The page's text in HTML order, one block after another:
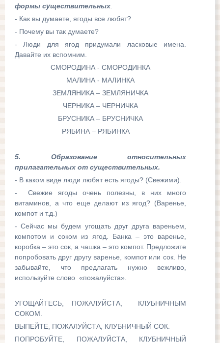
формы существительных
- Как вы думаете, ягоды все любят?
- Почему вы так думаете?
- Люди для ягод придумали ласковые имена.
Давайте их вспомним.
СМОРОДИНА - СМОРОДИНКА
МАЛИНА - МАЛИНКА
ЗЕМЛЯНИКА – ЗЕМЛЯНИЧКА
ЧЕРНИКА – ЧЕРНИЧКА
БРУСНИКА – БРУСНИЧКА
РЯБИНА – РЯБИНКА
5. Образование относительных
прилагательных от существительных.
- В каком виде люди любят есть ягоды? (Свежими).
- Свежие ягоды очень полезны, в них много
витаминов, а что еще делают из ягод? (Варенье,
компот и т.д.)
- Сейчас мы будем угощать друг друга вареньем,
компотом и соком из ягод. Банка – это варенье,
коробка – это сок, а чашка – это компот. Предложите
попробовать друг другу варенье, компот или сок. Не
забывайте, что предлагать нужно вежливо,
используйте слово «пожалуйста».
УГОЩАЙТЕСЬ, ПОЖАЛУЙСТА, КЛУБНИЧНЫМ
СОКОМ.
ВЫПЕЙТЕ, ПОЖАЛУЙСТА, КЛУБНИЧНЫЙ СОК.
ПОПРОБУЙТЕ, ПОЖАЛУЙСТА, КЛУБНИЧНЫЙ